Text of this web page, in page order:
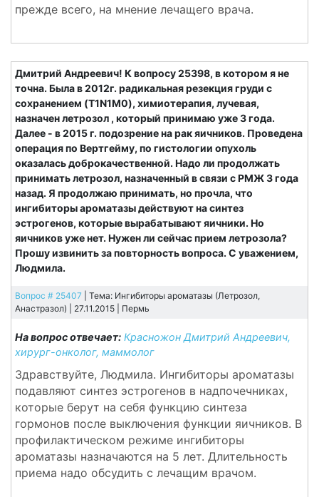
прежде всего, на мнение лечащего врача.
Дмитрий Андреевич! К вопросу 25398, в котором я не
точна. Была в 2012г. радикальная резекция груди с
сохранением (T1N1M0), химиотерапия, лучевая,
назначен летрозол , который принимаю уже 3 года.
Далее - в 2015 г. подозрение на рак яичников. Проведена
операция по Вертгейму, по гистологии опухоль
оказалась доброкачественной. Надо ли продолжать
принимать летрозол, назначенный в связи с РМЖ 3 года
назад. Я продолжаю принимать, но прочла, что
ингибиторы ароматазы действуют на синтез
эстрогенов, которые вырабатывают яичники. Но
яичников уже нет. Нужен ли сейчас прием летрозола?
Прошу извинить за повторность вопроса. С уважением,
Людмила.
Вопрос # 25407 | Тема: Ингибиторы ароматазы (Летрозол,
Анастразол) | 27.11.2015 | Пермь
На вопрос отвечает: Красножон Дмитрий Андреевич,
хирург-онколог, маммолог
Здравствуйте, Людмила. Ингибиторы ароматазы
подавляют синтез эстрогенов в надпочечниках,
которые берут на себя функцию синтеза
гормонов после выключения функции яичников. В
профилактическом режиме ингибиторы
ароматазы назначаются на 5 лет. Длительность
приема надо обсудить с лечащим врачом.